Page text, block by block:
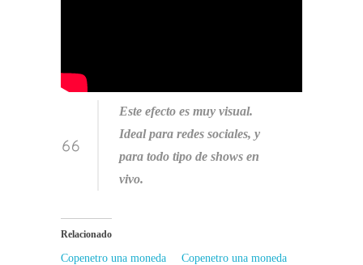
Este efecto es muy visual.
Ideal para redes sociales, y
para todo tipo de shows en
vivo.
Relacionado
Copenetro una moneda
Copenetro una moneda